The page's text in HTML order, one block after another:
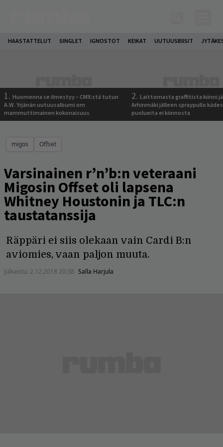
HAASTATTELUT SINGLET IGNOSTOT KEIKAT UUTUUSBIISIT
1. Huomenna se ilmestyy – CMX:stä tutun
A.W. Yrjänän uutuusalbumi om
mammuttimainen kokonaisuus
2. Laittomasta graffitista kiinni
Arhinmäki jälleen spraypullo
puolueita ei kiinnosta
migos Offset
Varsinainen r’n’b:n veteraani
Migosin Offset oli lapsena
Whitney Houstonin ja TLC:n
taustatanssija
Räppäri ei siis olekaan vain Cardi B:n
aviomies, vaan paljon muuta.
Julkaistu: 2.12.2018 20:38 Salla Harjula